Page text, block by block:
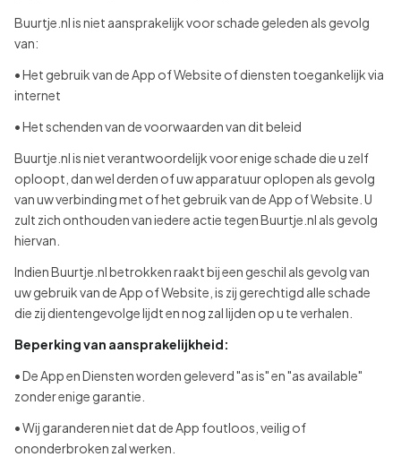
Buurtje.nl is niet aansprakelijk voor schade geleden als gevolg
van:
• Het gebruik van de App of Website of diensten toegankelijk via
internet
• Het schenden van de voorwaarden van dit beleid
Buurtje.nl is niet verantwoordelijk voor enige schade die u zelf
oploopt, dan wel derden of uw apparatuur oplopen als gevolg
van uw verbinding met of het gebruik van de App of Website. U
zult zich onthouden van iedere actie tegen Buurtje.nl als gevolg
hiervan.
Indien Buurtje.nl betrokken raakt bij een geschil als gevolg van
uw gebruik van de App of Website, is zij gerechtigd alle schade
die zij dientengevolge lijdt en nog zal lijden op u te verhalen.
Beperking van aansprakelijkheid:
• De App en Diensten worden geleverd "as is" en "as available"
zonder enige garantie.
• Wij garanderen niet dat de App foutloos, veilig of
ononderbroken zal werken.